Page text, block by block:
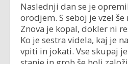
Naslednji dan se je
orodjem. S seboj je vzel
Znova je kopal, dokler ni
Ko je sestra videla, kaj je
vpiti in jokati. Vse skupaj